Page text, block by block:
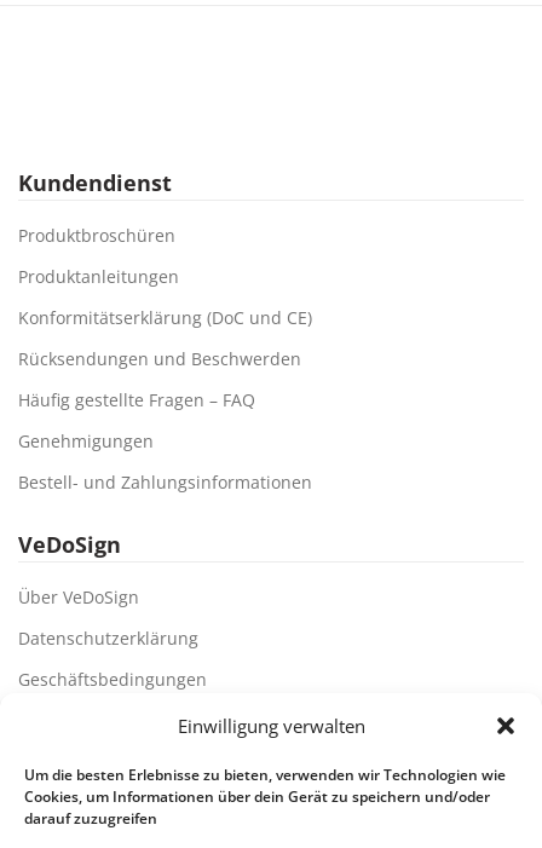
Einwilligung verwalten
Um die besten Erlebnisse zu bieten, verwenden wir Technologien wie
Cookies, um Informationen über dein Gerät zu speichern und/oder
darauf zuzugreifen
Kundendienst
Produktbroschüren
Produktanleitungen
Konformitätserklärung (DoC und CE)
Rücksendungen und Beschwerden
Häufig gestellte Fragen – FAQ
Genehmigungen
Bestell- und Zahlungsinformationen
VeDoSign
Über VeDoSign
Datenschutzerklärung
Geschäftsbedingungen
VeDoSign Niederlande